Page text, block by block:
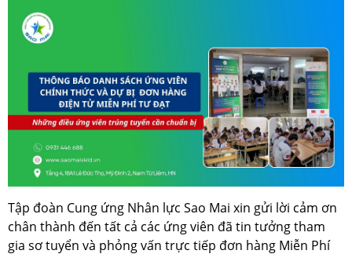
Tập đoàn Cung ứng Nhân lực Sao Mai xin gửi lời cảm ơn
chân thành đến tất cả các ứng viên đã tin tưởng tham
gia sơ tuyển và phỏng vấn trực tiếp đơn hàng Miễn Phí